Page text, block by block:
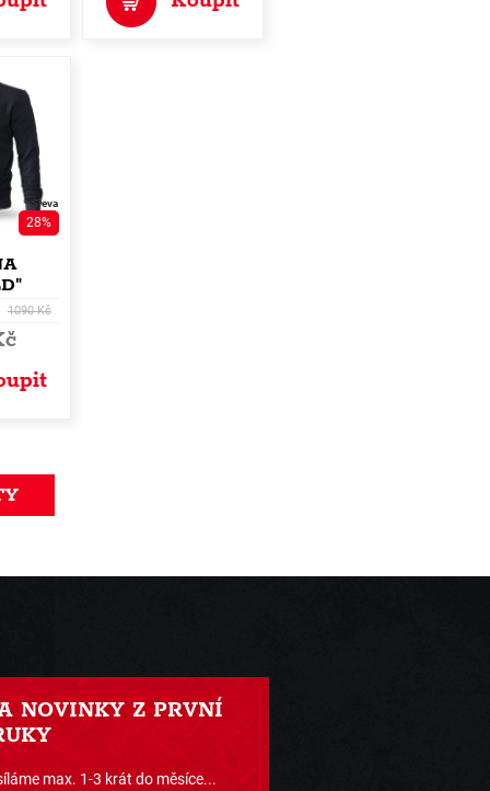
Sleva
28%
1090 Kč
NOVINKY Z PRVNÍ
max. 1-3 krát do měsíce...